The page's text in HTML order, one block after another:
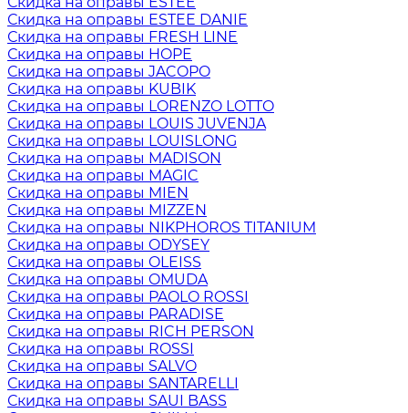
Скидка на оправы ESTEE DANIE
Скидка на оправы FRESH LINE
Скидка на оправы HOPE
Скидка на оправы JACOPO
Скидка на оправы KUBIK
Скидка на оправы LORENZO LOTTO
Скидка на оправы LOUIS JUVENJA
Скидка на оправы LOUISLONG
Скидка на оправы MADISON
Скидка на оправы MAGIC
Скидка на оправы MIEN
Скидка на оправы MIZZEN
Скидка на оправы NIKPHOROS TITANIUM
Скидка на оправы ODYSEY
Скидка на оправы OLEISS
Скидка на оправы OMUDA
Скидка на оправы PAOLO ROSSI
Скидка на оправы PARADISE
Скидка на оправы RICH PERSON
Скидка на оправы ROSSI
Скидка на оправы SALVO
Скидка на оправы SANTARELLI
Скидка на оправы SAUI BASS